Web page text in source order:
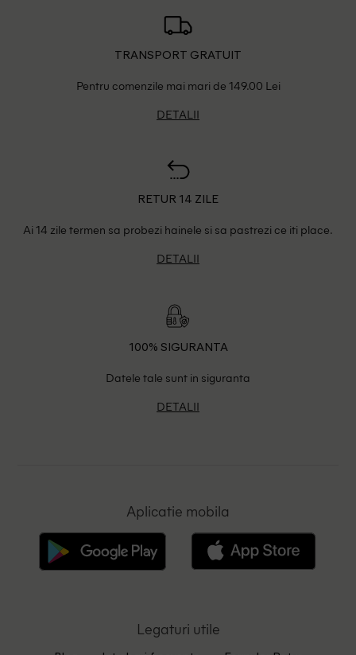
TRANSPORT GRATUIT
Pentru comenzile mai mari de 149.00 Lei
DETALII
RETUR 14 ZILE
Ai 14 zile termen sa probezi hainele si sa pastrezi ce iti place.
DETALII
100% SIGURANTA
Datele tale sunt in siguranta
DETALII
Aplicatie mobila
Legaturi utile